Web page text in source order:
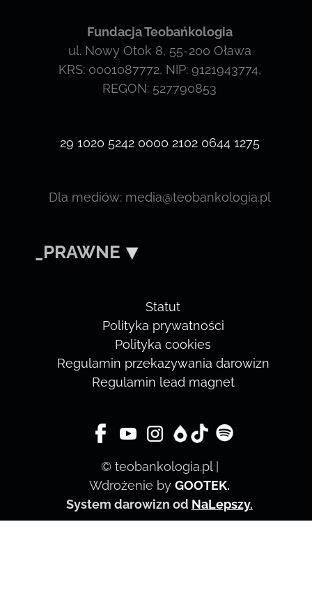
Fundacja Teobańkologia
ul. Nowy Otok 8, 55-200 Oława
KRS: 0001087772, NIP: 9121943774,
REGON: 527790853
29 1020 5242 0000 2102 0644 1275
Dla mediów: media@teobankologia.pl
_PRAWNE
Statut
Polityka prywatności
Polityka cookies
Regulamin przekazywania darowizn
Regulamin lead magnet
© teobankologia.pl |
Wdrożenie by GOOTEK.
System darowizn od NaLepszy.